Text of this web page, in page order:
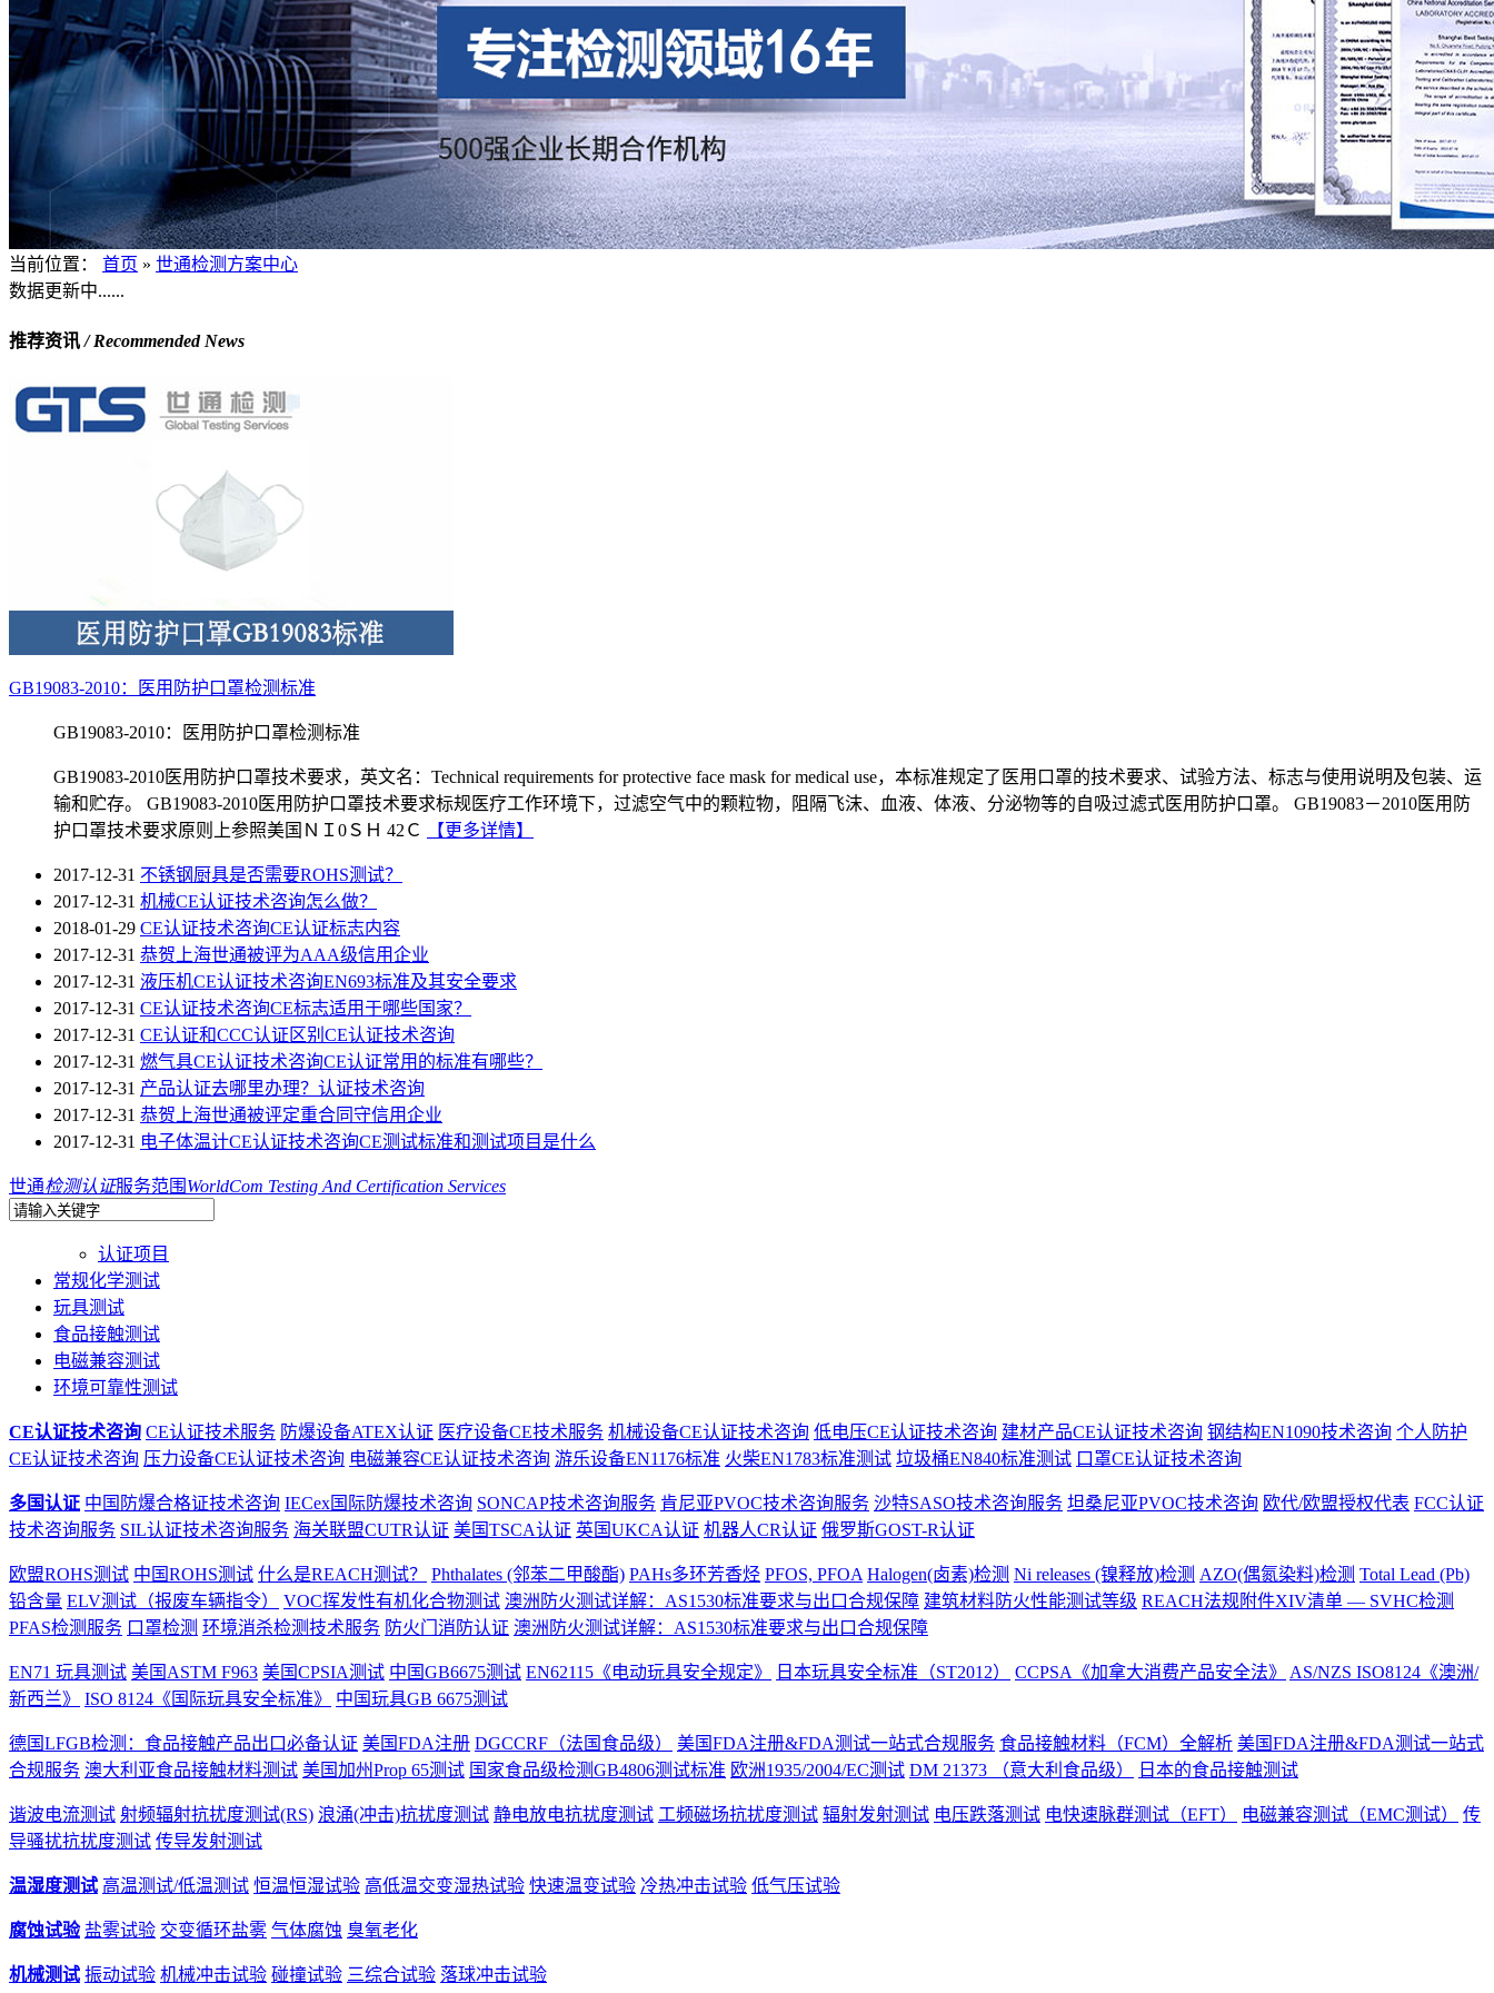
当前位置： 首页 » 世通检测方案中心
数据更新中......
推荐资讯/ Recommended News
GB19083-2010：医用防护口罩检测标准
GB19083-2010：医用防护口罩检测标准
GB19083-2010医用防护口罩技术要求，英文名：Technical requirements for protective face mask for medical use，本标准规定了医用口罩的技术要求、试验方法、标志与使用说明及包装、运
输和贮存。 GB19083-2010医用防护口罩技术要求标规医疗工作环境下，过滤空气中的颗粒物，阻隔飞沫、血液、体液、分泌物等的自吸过滤式医用防护口罩。 GB19083－2010医用防
护口罩技术要求原则上参照美国ＮＩ0ＳＨ 42Ｃ
【更多详情】
2017-12-31 不锈钢厨具是否需要ROHS测试？
2017-12-31 机械CE认证技术咨询怎么做？
2018-01-29 CE认证技术咨询CE认证标志内容
2017-12-31 恭贺上海世通被评为AAA级信用企业
2017-12-31 液压机CE认证技术咨询EN693标准及其安全要求
2017-12-31 CE认证技术咨询CE标志适用于哪些国家？
2017-12-31 CE认证和CCC认证区别CE认证技术咨询
2017-12-31 燃气具CE认证技术咨询CE认证常用的标准有哪些？
2017-12-31 产品认证去哪里办理？认证技术咨询
2017-12-31 恭贺上海世通被评定重合同守信用企业
2017-12-31 电子体温计CE认证技术咨询CE测试标准和测试项目是什么
世通检测认证服务范围 WorldCom Testing And Certification Services
认证项目
常规化学测试
玩具测试
食品接触测试
电磁兼容测试
环境可靠性测试
CE认证技术咨询 CE认证技术服务 防爆设备ATEX认证 医疗设备CE技术服务 机械设备CE认证技术咨询 低电压CE认证技术咨询 建材产品CE认证技术咨询 钢结构EN1090技术咨询 个人防护
CE认证技术咨询 压力设备CE认证技术咨询 电磁兼容CE认证技术咨询 游乐设备EN1176标准 火柴EN1783标准测试 垃圾桶EN840标准测试 口罩CE认证技术咨询
多国认证 中国防爆合格证技术咨询 IECex国际防爆技术咨询 SONCAP技术咨询服务 肯尼亚PVOC技术咨询服务 沙特SASO技术咨询服务 坦桑尼亚PVOC技术咨询 欧代/欧盟授权代表 FCC认证
技术咨询服务 SIL认证技术咨询服务 海关联盟CUTR认证 美国TSCA认证 英国UKCA认证 机器人CR认证 俄罗斯GOST-R认证
欧盟ROHS测试 中国ROHS测试 什么是REACH测试？ Phthalates (邻苯二甲酸酯) PAHs多环芳香烃 PFOS, PFOA Halogen(卤素)检测 Ni releases (镍释放)检测 AZO(偶氮染料)检测 Total Lead (Pb)
铅含量 ELV测试（报废车辆指令） VOC挥发性有机化合物测试 澳洲防火测试详解：AS1530标准要求与出口合规保障 建筑材料防火性能测试等级 REACH法规附件XIV清单 — SVHC检测
PFAS检测服务 口罩检测 环境消杀检测技术服务 防火门消防认证 澳洲防火测试详解：AS1530标准要求与出口合规保障
EN71 玩具测试 美国ASTM F963 美国CPSIA测试 中国GB6675测试 EN62115《电动玩具安全规定》 日本玩具安全标准（ST2012） CCPSA《加拿大消费产品安全法》
AS/NZS ISO8124《澳洲/
新西兰》
ISO 8124《国际玩具安全标准》 中国玩具GB 6675测试
德国LFGB检测：食品接触产品出口必备认证 美国FDA注册 DGCCRF（法国食品级） 美国FDA注册&FDA测试一站式合规服务 食品接触材料（FCM）全解析 美国FDA注册&FDA测试一站式
合规服务 澳大利亚食品接触材料测试 美国加州Prop 65测试 国家食品级检测GB4806测试标准 欧洲1935/2004/EC测试 DM 21373 （意大利食品级） 日本的食品接触测试
谐波电流测试 射频辐射抗扰度测试(RS) 浪涌(冲击)抗扰度测试 静电放电抗扰度测试 工频磁场抗扰度测试 辐射发射测试 电压跌落测试 电快速脉群测试（EFT） 电磁兼容测试（EMC测试）
传
导骚扰抗扰度测试 传导发射测试
温湿度测试 高温测试/低温测试 恒温恒湿试验 高低温交变湿热试验 快速温变试验 冷热冲击试验 低气压试验
腐蚀试验 盐雾试验 交变循环盐雾 气体腐蚀 臭氧老化
机械测试 振动试验 机械冲击试验 碰撞试验 三综合试验 落球冲击试验